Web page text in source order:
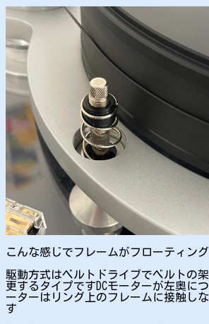
こんな感じでフレームがフローティング
駆動方式はベルトドライブでベルトの
更するタイプですDCモーターが左奥に
ーターはリング上のフレームに接触し
す